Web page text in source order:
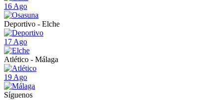
16 Ago
Deportivo - Elche
17 Ago
Atlético - Málaga
19 Ago
Síguenos